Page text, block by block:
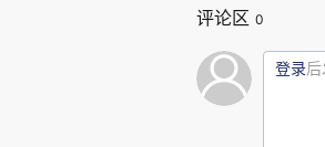
义」
以来错把「之一
为深层的根源
评论区 0
登录